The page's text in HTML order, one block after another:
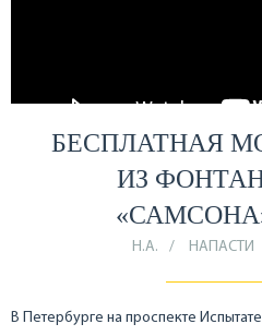
БЕСПЛАТНАЯ
ИЗ
Н.А. НАПАСТИ
В Петербурге на проспекте